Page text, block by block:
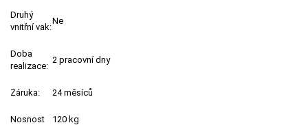
Druhý
vnitřní vak:
Ne
Doba
realizace:
2 pracovní dny
Záruka: 24 měsíců
Nosnost 120 kg